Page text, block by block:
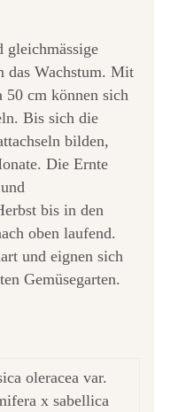
gleichmässige
das Wachstum. Mit
50 cm können sich
Bis sich die
bilden,
Die Ernte
bis in den
oben laufend.
und eignen sich
Gemüsegarten.
oleracea var.
x sabellica